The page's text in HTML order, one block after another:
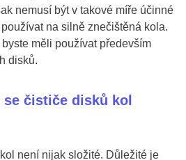
nemusí být v takové míře účinné
na silně znečištěná kola.
měli používat především
disků.
čističe disků kol
není nijak složité. Důležité je